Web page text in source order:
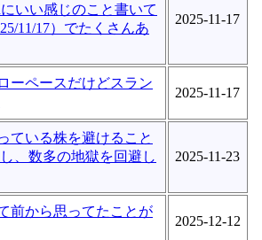
いい感じのこと書いて
11/17）でたくさんあ
2025-11-17
ーペースだけどスラン
2025-11-17
ている株を避けること
、数多の地獄を回避し
2025-11-23
前から思ってたことが
2025-12-12